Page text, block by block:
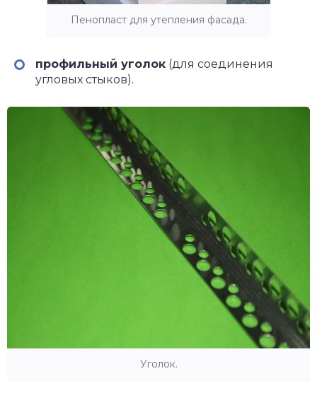
Пенопласт для утепления фасада.
профильный уголок (для соединения
угловых стыков).
Уголок.